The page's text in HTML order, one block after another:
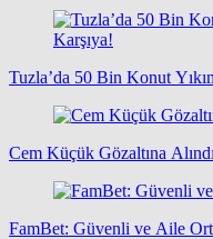
Tuzla’da 50 Bin Konut
Cem Küçük Gözaltına
FamBet: Güvenli ve Aile